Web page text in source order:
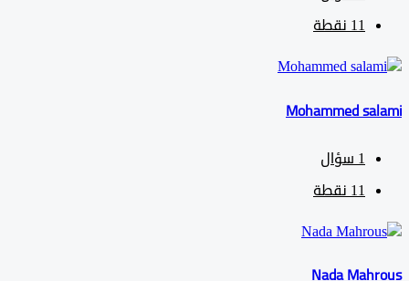
نقطة
Mohammed
سؤال
نقطة
Nada